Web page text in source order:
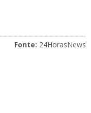
Fonte: 24HorasNews